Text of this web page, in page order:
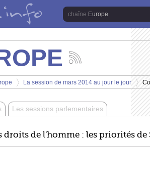
Europe
les
actualités
de
chaîne
Europe
>
La session de mars 2014 au jour le jour
>
Les sessions parlementaires
droits de l'homme : les priorités de